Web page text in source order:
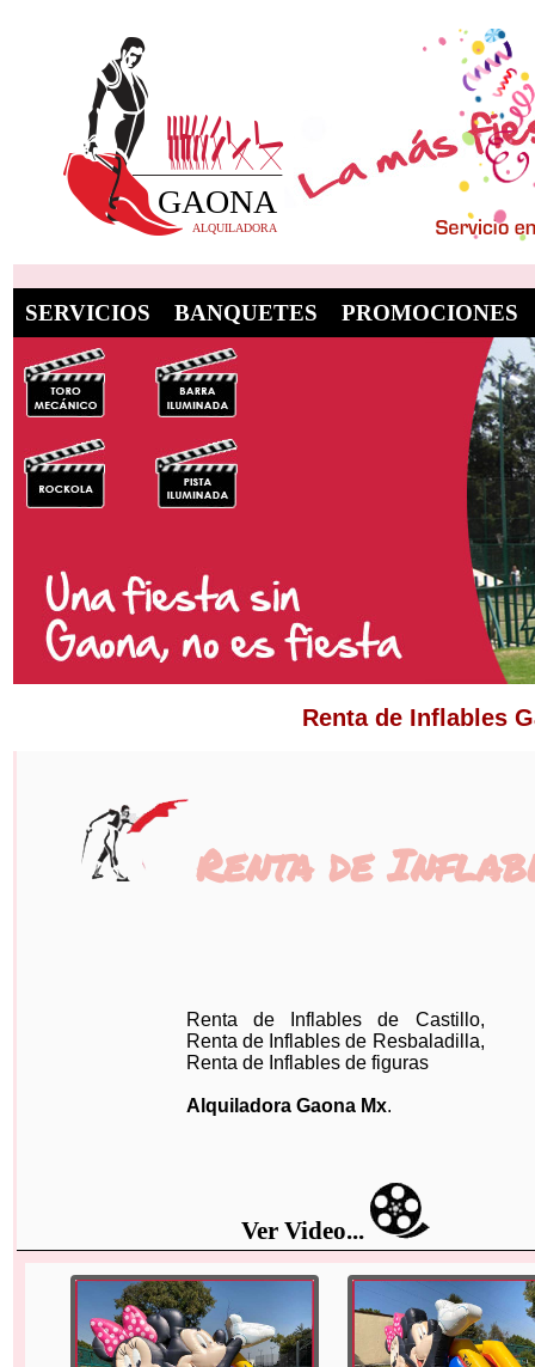
SERVICIOS BANQUETES PROMOCIONES
Renta de Inflables
Renta de
Renta de Inflables de Castillo,
Renta de Inflables de Resbaladilla,
Renta de Inflables de figuras
Alquiladora Gaona Mx.
Ver Video...